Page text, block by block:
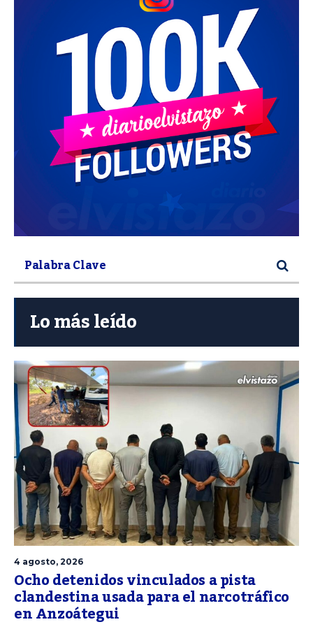
Lo más leído
4 agosto, 2026
Ocho detenidos vinculados a pista
clandestina usada para el narcotráfico
en Anzoátegui